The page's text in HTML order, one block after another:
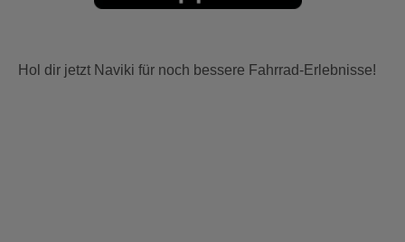
Hol dir jetzt Naviki für noch bessere Fahrrad-Erlebnisse!